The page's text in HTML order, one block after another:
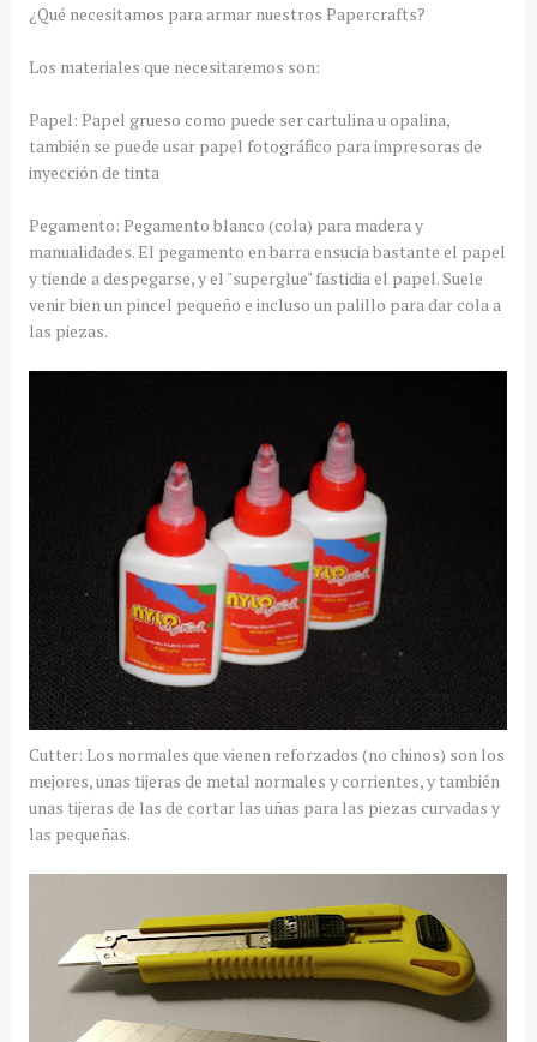
¿Qué necesitamos para armar nuestros Papercrafts?
Los materiales que necesitaremos son:
Papel: Papel grueso como puede ser cartulina u opalina,
también se puede usar papel fotográfico para impresoras de
inyección de tinta
Pegamento: Pegamento blanco (cola) para madera y
manualidades. El pegamento en barra ensucia bastante el papel
y tiende a despegarse, y el "superglue" fastidia el papel. Suele
venir bien un pincel pequeño e incluso un palillo para dar cola a
las piezas.
Cutter: Los normales que vienen reforzados (no chinos) son los
mejores, unas tijeras de metal normales y corrientes, y también
unas tijeras de las de cortar las uñas para las piezas curvadas y
las pequeñas.